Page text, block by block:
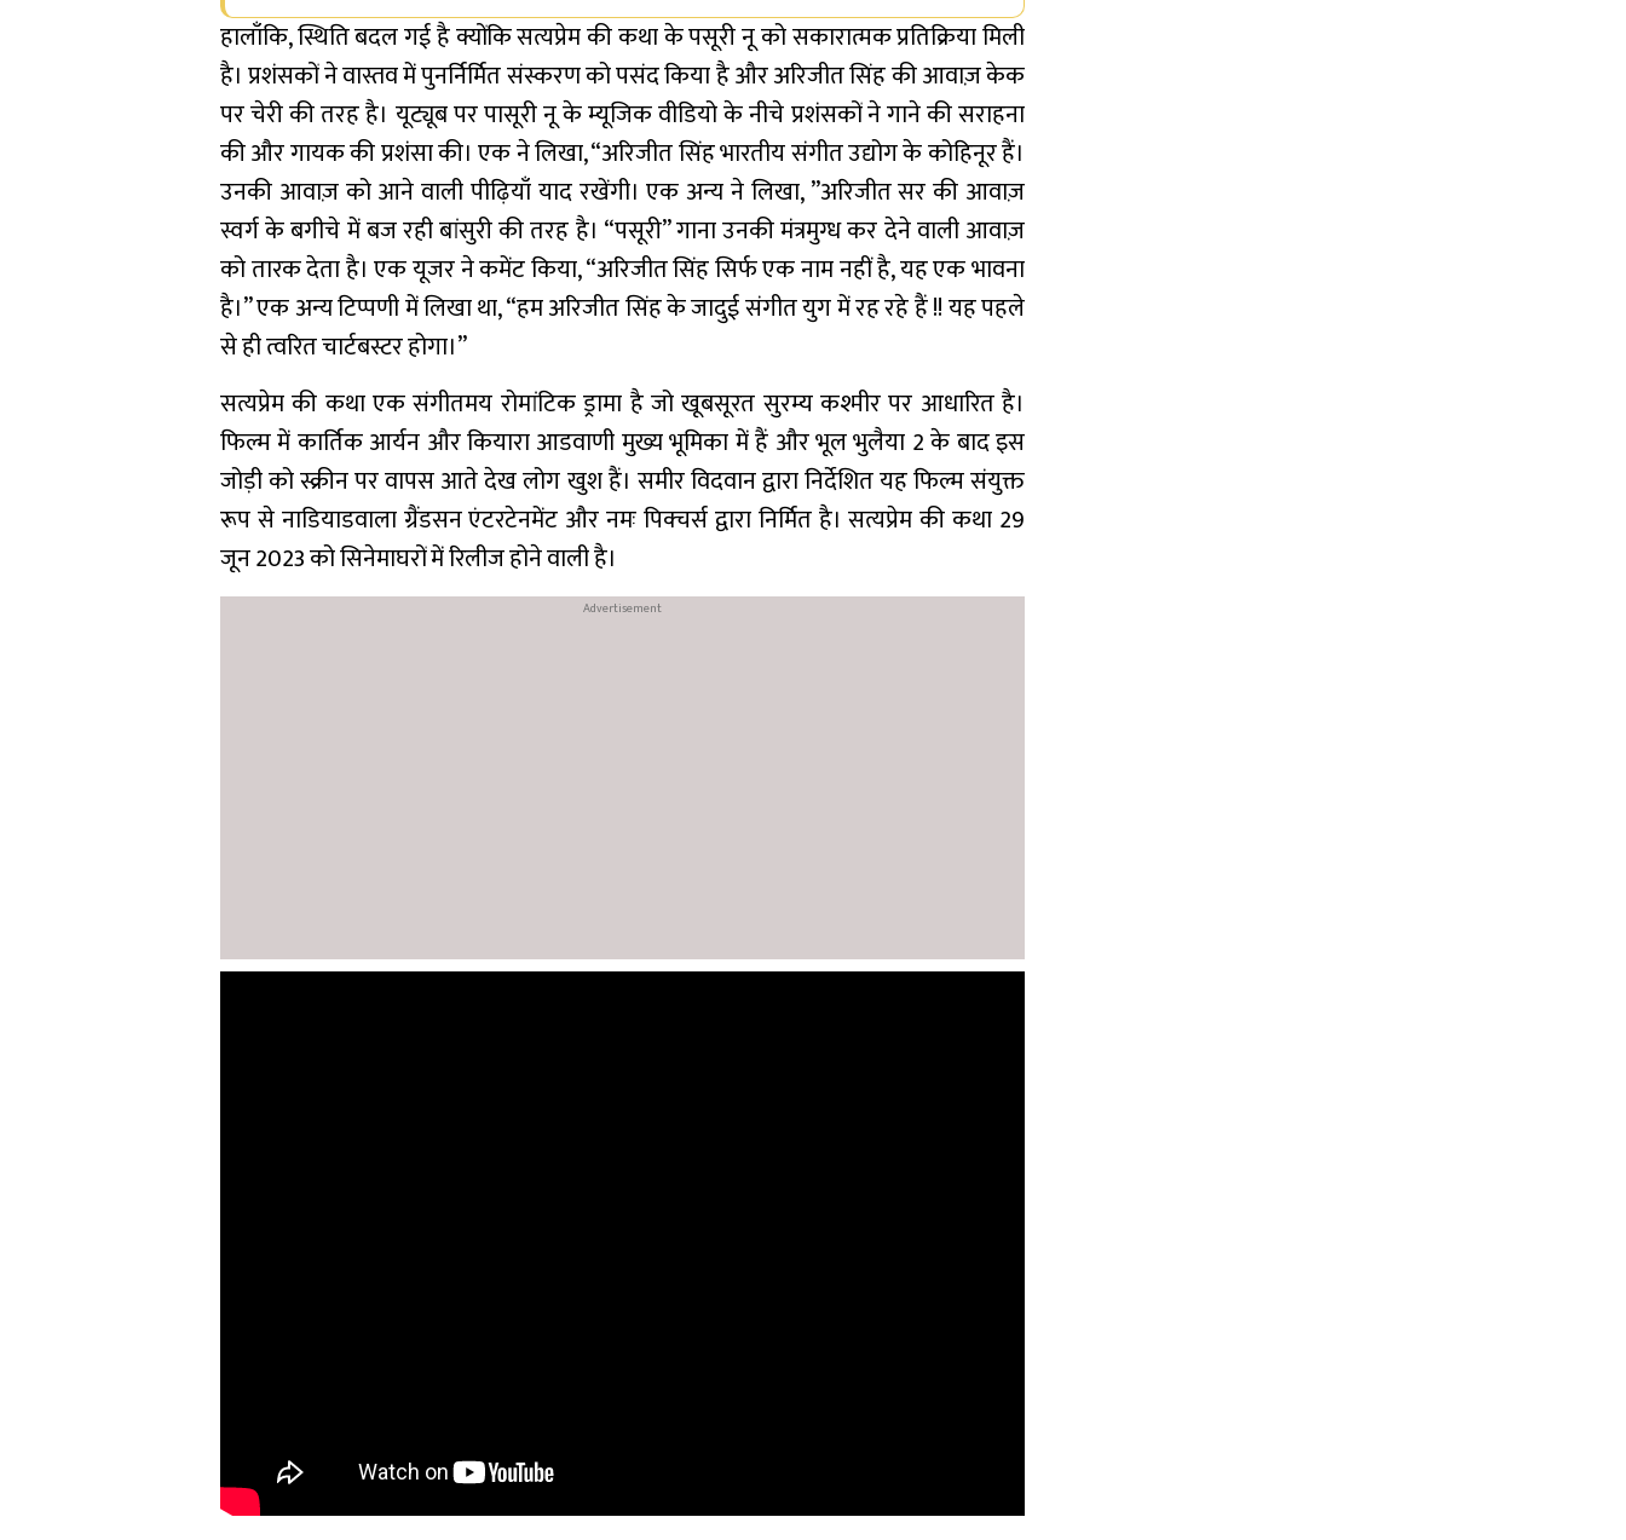
हालाँकि, स्थिति बदल गई है क्योंकि सत्यप्रेम की कथा के पसूरी नू को सकारात्मक प्रतिक्रिया मिली
है। प्रशंसकों ने वास्तव में पुनर्निर्मित संस्करण को पसंद किया है और अरिजीत सिंह की आवाज़ केक
पर चेरी की तरह है। यूट्यूब पर पासूरी नू के म्यूजिक वीडियो के नीचे प्रशंसकों ने गाने की सराहना
की और गायक की प्रशंसा की। एक ने लिखा, “अरिजीत सिंह भारतीय संगीत उद्योग के कोहिनूर हैं।
उनकी आवाज़ को आने वाली पीढ़ियाँ याद रखेंगी। एक अन्य ने लिखा, ”अरिजीत सर की आवाज़
स्वर्ग के बगीचे में बज रही बांसुरी की तरह है। “पसूरी” गाना उनकी मंत्रमुग्ध कर देने वाली आवाज़
को तारक देता है। एक यूजर ने कमेंट किया, “अरिजीत सिंह सिर्फ एक नाम नहीं है, यह एक भावना
है।” एक अन्य टिप्पणी में लिखा था, “हम अरिजीत सिंह के जादुई संगीत युग में रह रहे हैं !! यह पहले
से ही त्वरित चार्टबस्टर होगा।”
सत्यप्रेम की कथा एक संगीतमय रोमांटिक ड्रामा है जो खूबसूरत सुरम्य कश्मीर पर आधारित है।
फिल्म में कार्तिक आर्यन और कियारा आडवाणी मुख्य भूमिका में हैं और भूल भुलैया 2 के बाद इस
जोड़ी को स्क्रीन पर वापस आते देख लोग खुश हैं। समीर विदवान द्वारा निर्देशित यह फिल्म संयुक्त
रूप से नाडियाडवाला ग्रैंडसन एंटरटेनमेंट और नमः पिक्चर्स द्वारा निर्मित है। सत्यप्रेम की कथा 29
जून 2023 को सिनेमाघरों में रिलीज होने वाली है।